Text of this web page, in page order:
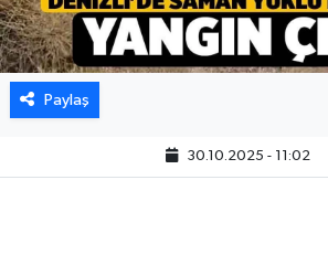
Paylaş
30.10.2025 - 11:02